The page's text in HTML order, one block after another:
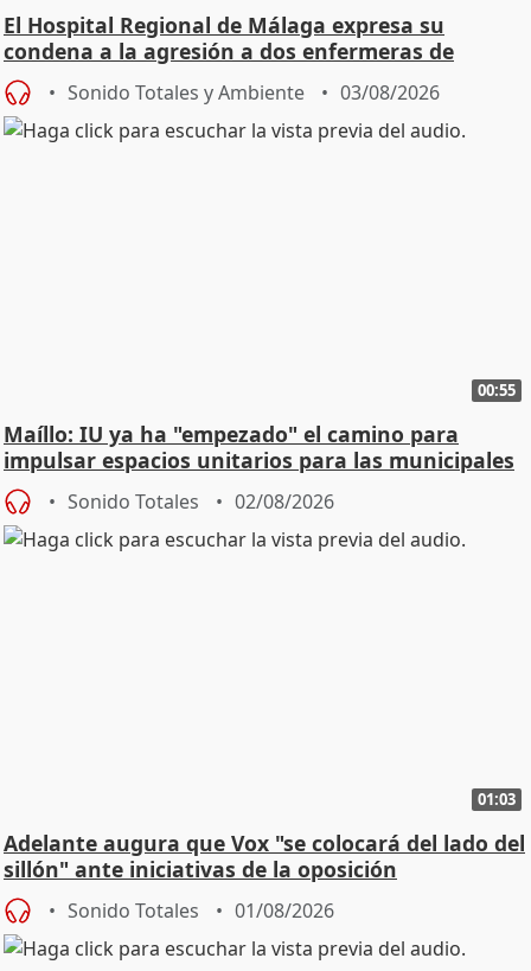
El Hospital Regional de Málaga expresa su
condena a la agresión a dos enfermeras de
Urgencias
Sonido Totales y Ambiente 03/08/2026
00:55
Maíllo: IU ya ha "empezado" el camino para
impulsar espacios unitarios para las municipales
Sonido Totales 02/08/2026
01:03
Adelante augura que Vox "se colocará del lado del
sillón" ante iniciativas de la oposición
Sonido Totales 01/08/2026